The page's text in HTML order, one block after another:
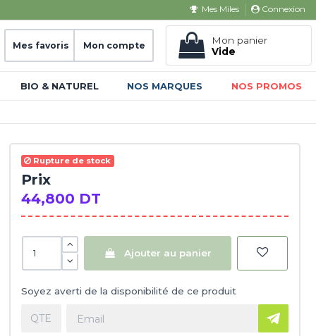
Mes Miles Connexion
Mes favoris Mon compte
Mon panier
Vide
BIO & NATUREL NOS MARQUES NOS PROMOS
Rupture de stock
Prix
44,800 DT
Ajouter au panier
Soyez averti de la disponibilité de ce produit